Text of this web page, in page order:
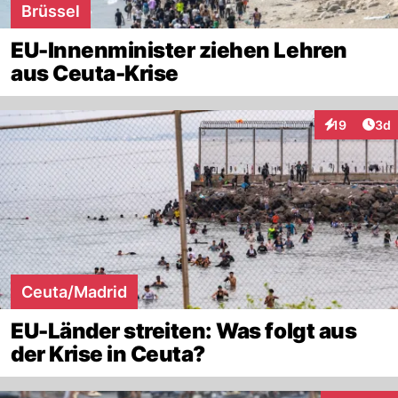
Brüssel
EU-Innenminister ziehen Lehren
aus Ceuta-Krise
19
Interaktionen
3d
Ceuta/Madrid
EU-Länder streiten: Was folgt aus
der Krise in Ceuta?